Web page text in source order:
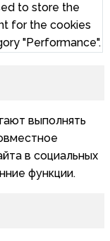
to store the
for the cookies
"Performance".
выполнять
в социальных
функции.